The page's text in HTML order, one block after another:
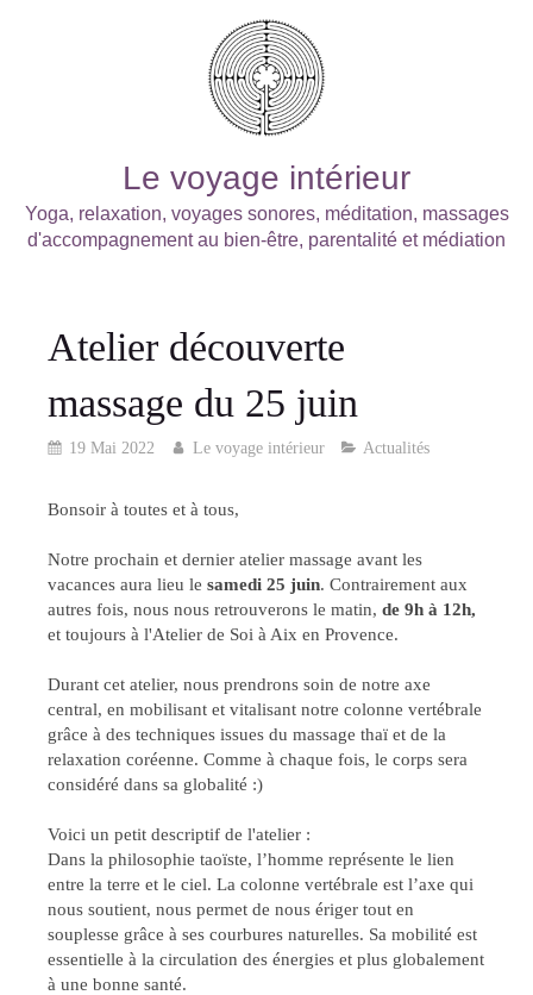
Le voyage intérieur
Yoga, relaxation, voyages sonores, méditation, massages
d'accompagnement au bien-être, parentalité et médiation
Atelier découverte
massage du 25 juin
19 Mai 2022 Le voyage intérieur Actualités
Bonsoir à toutes et à tous,
Notre prochain et dernier atelier massage avant les
vacances aura lieu le samedi 25 juin. Contrairement aux
autres fois, nous nous retrouverons le matin, de 9h à 12h,
et toujours à l'Atelier de Soi à Aix en Provence.
Durant cet atelier, nous prendrons soin de notre axe
central, en mobilisant et vitalisant notre colonne vertébrale
grâce à des techniques issues du massage thaï et de la
relaxation coréenne. Comme à chaque fois, le corps sera
considéré dans sa globalité :)
Voici un petit descriptif de l'atelier :
Dans la philosophie taoïste, l’homme représente le lien
entre la terre et le ciel. La colonne vertébrale est l’axe qui
nous soutient, nous permet de nous ériger tout en
souplesse grâce à ses courbures naturelles. Sa mobilité est
essentielle à la circulation des énergies et plus globalement
à une bonne santé.